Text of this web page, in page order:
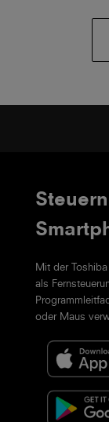
Mit der
als
oder Maus